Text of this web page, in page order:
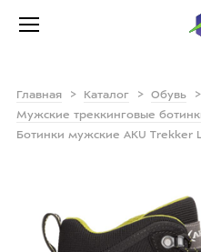
Главная Каталог Обувь
Мужские треккинговые
Ботинки мужские AKU Trekker